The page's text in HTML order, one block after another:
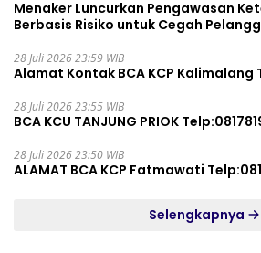
Menaker Luncurkan Pengawasan
Berbasis Risiko untuk Cegah
28 Juli 2026 23:59 WIB
Alamat Kontak BCA KCP Kalimalang
28 Juli 2026 23:55 WIB
BCA KCU TANJUNG PRIOK
28 Juli 2026 23:50 WIB
ALAMAT BCA KCP Fatmawati
Selengkapnya